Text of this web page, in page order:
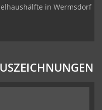
in Wermsdorf